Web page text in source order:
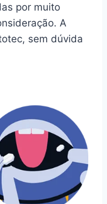
por muito
A
sem dúvida